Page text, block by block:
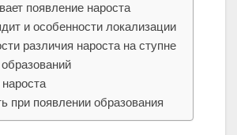
появление нароста
и особенности локализации
различия нароста на ступне
при появлении образования